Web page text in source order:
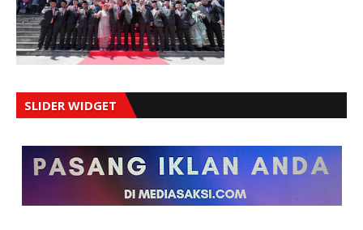
SLIDER WIDGET